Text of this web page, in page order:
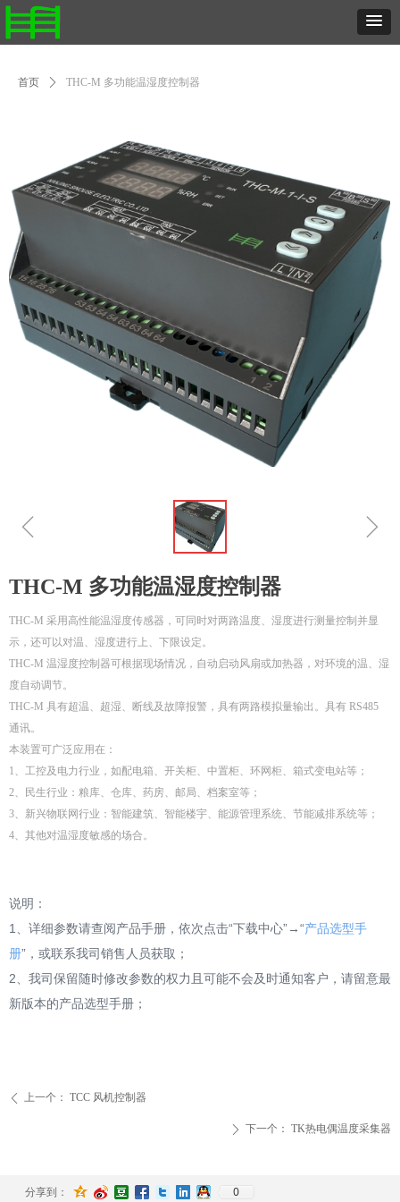
首页 ꄲ THC-M 多功能温湿度控制器
ꁆ ꁇ
THC-M 多功能温湿度控制器
THC-M 采用高性能温湿度传感器，可同时对两路温度、湿度进行测量控制并显
示，还可以对温、湿度进行上、下限设定。
THC-M 温湿度控制器可根据现场情况，自动启动风扇或加热器，对环境的温、湿
度自动调节。
THC-M 具有超温、超湿、断线及故障报警，具有两路模拟量输出。具有 RS485
通讯。
本装置可广泛应用在：
1、工控及电力行业，如配电箱、开关柜、中置柜、环网柜、箱式变电站等；
2、民生行业：粮库、仓库、药房、邮局、档案室等；
3、新兴物联网行业：智能建筑、智能楼宇、能源管理系统、节能减排系统等；
4、其他对温湿度敏感的场合。
ꄴ 上一个： TCC 风机控制器
ꄲ 下一个： TK热电偶温度采集器
说明：
1、详细参数请查阅产品手册，依次点击“下载中心”→“产品选型手
册”，或联系我司销售人员获取；
2、我司保留随时修改参数的权力且可能不会及时通知客户，请留意最
新版本的产品选型手册；
分享到： 0